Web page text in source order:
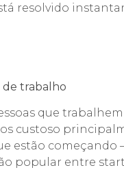
resolvido
de trabalho
que
custoso
estão começando
popular entre